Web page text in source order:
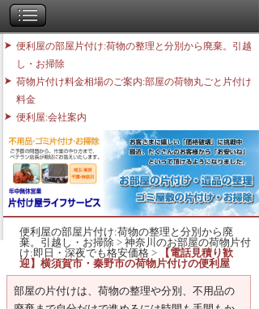
便利屋の部屋片付け:荷物の整理と分別から廃棄。引越
し・お掃除
荷物片付け料金相場のご案内:部屋の荷物丸ごと片付け
料金
便利屋:会社案内
便利屋の部屋片付け:荷物の整理と分別から廃
棄。引越し・お掃除 > 神奈川のお部屋の荷物片付
け:即日・深夜でも格安価格 >
【電話見積り歓
迎】横須賀市・秦野市の荷物片付けの便利屋
部屋の片付けは、荷物の整理や分別、不用品の